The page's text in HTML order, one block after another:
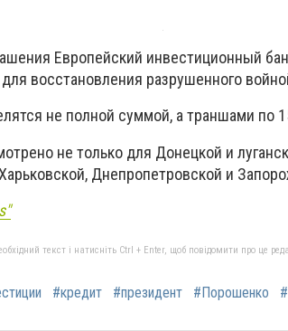
Европейский инвестиционный
восстановления разрушенного
не полной суммой, а траншами по
не только для Донецкой и
Днепропетровской и
текст і натисніть Ctrl + Enter, щоб повідомити про це
#кредит #президент #Порошенко